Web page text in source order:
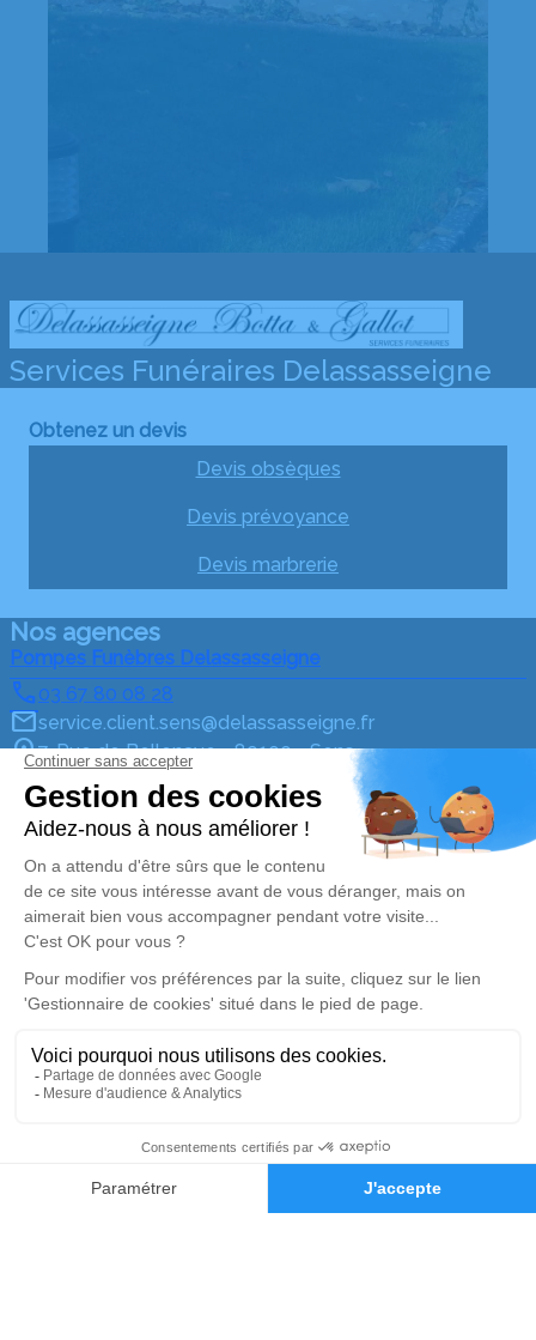
Demande de devis
Services Funéraires Delassasseigne
Obtenez un devis
Devis obsèques
Devis prévoyance
Devis marbrerie
Nos agences
Pompes Funèbres Delassasseigne
03 67 80 08 28
service.client.sens@delassasseigne.fr
7, Rue de Bellenave - 89100 - Sens
4.7/5 - 371 avis
Pompes Funèbres Gallot
01 85 15 88 11
service.client.gallot@delassasseigne.fr
30 Rue d'Hemsbach - 77480 - Bray-sur-Seine
4.9/5 - 73 avis
Pompes Funèbres Botta
service.client.botta@delassasseigne.fr
23, rue du Faubourg St Nicolas - 89500 - Villeneuve-
sur-Yonne